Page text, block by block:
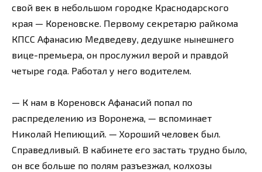
свой век в небольшом городке Краснодарского
края — Кореновске. Первому секретарю райкома
КПСС Афанасию Медведеву, дедушке нынешнего
вице-премьера, он прослужил верой и правдой
четыре года. Работал у него водителем.
— К нам в Кореновск Афанасий попал по
распределению из Воронежа, — вспоминает
Николай Непиющий. — Хороший человек был.
Справедливый. В кабинете его застать трудно было,
он все больше по полям разъезжал, колхозы